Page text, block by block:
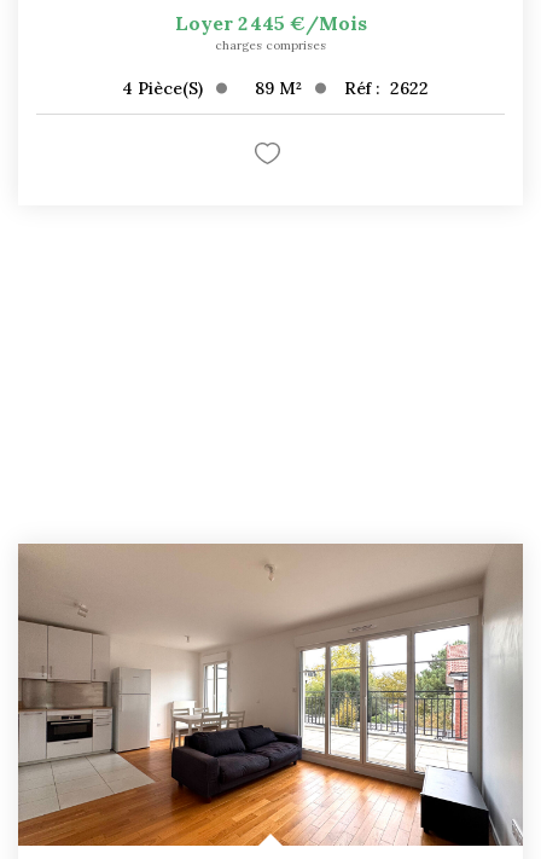
Loyer 2 445 €/mois
charges comprises
4 Pièce(s) 89 M² Réf : 2622